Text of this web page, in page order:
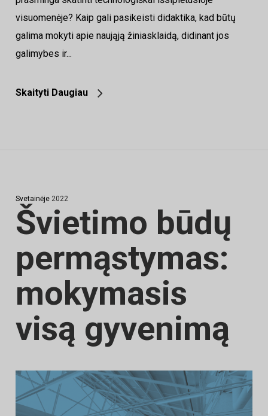
visuomenėje? Kaip gali pasikeisti didaktika, kad būtų
galima mokyti apie naująją žiniasklaidą, didinant jos
galimybes ir...
Skaityti Daugiau
Svetainėje 2022
Švietimo būdų
permąstymas:
mokymasis
visą gyvenimą